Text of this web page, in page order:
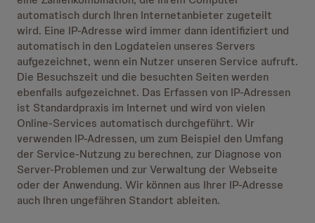
automatisch durch Ihren Internetanbieter zugeteilt
wird. Eine IP-Adresse wird immer dann identifiziert und
automatisch in den Logdateien unseres Servers
aufgezeichnet, wenn ein Nutzer unseren Service aufruft.
Die Besuchszeit und die besuchten Seiten werden
ebenfalls aufgezeichnet. Das Erfassen von IP-Adressen
ist Standardpraxis im Internet und wird von vielen
Online-Services automatisch durchgeführt. Wir
verwenden IP-Adressen, um zum Beispiel den Umfang
der Service-Nutzung zu berechnen, zur Diagnose von
Server-Problemen und zur Verwaltung der Webseite
oder der Anwendung. Wir können aus Ihrer IP-Adresse
auch Ihren ungefähren Standort ableiten.